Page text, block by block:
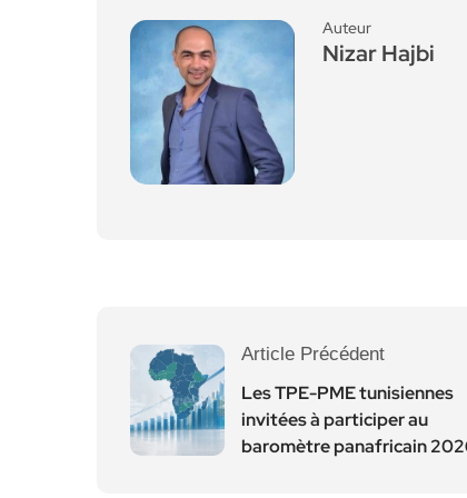
Auteur
Nizar Hajbi
Article Précédent
Les TPE-PME tunisiennes
invitées à participer au
baromètre panafricain